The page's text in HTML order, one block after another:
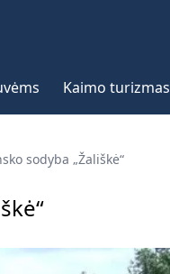
Kaimo turizmas
sodyba „Žališkė“